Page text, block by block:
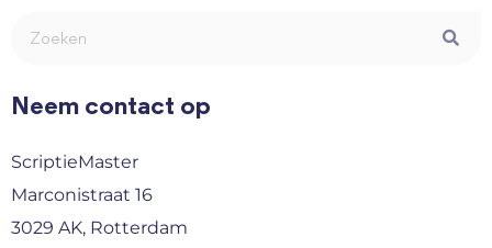
Neem contact op
ScriptieMaster
Marconistraat 16
3029 AK, Rotterdam